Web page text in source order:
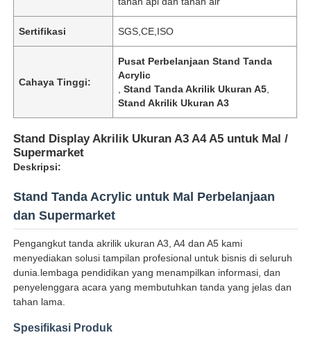
Sertifikasi SGS,CE,ISO
Cahaya Tinggi:
Pusat Perbelanjaan Stand Tanda
Acrylic
,Stand Tanda Akrilik Ukuran A5
Stand Akrilik Ukuran A3
Stand Display Akrilik Ukuran A3 A4 A5 untuk Mal /
Supermarket
Deskripsi:
Stand Tanda Acrylic untuk Mal Perbelanjaan
dan Supermarket
Pengangkut tanda akrilik ukuran A3, A4 dan A5 kami
menyediakan solusi tampilan profesional untuk bisnis di seluruh
dunia.lembaga pendidikan yang menampilkan informasi, dan
penyelenggara acara yang membutuhkan tanda yang jelas dan
tahan lama.
Spesifikasi Produk